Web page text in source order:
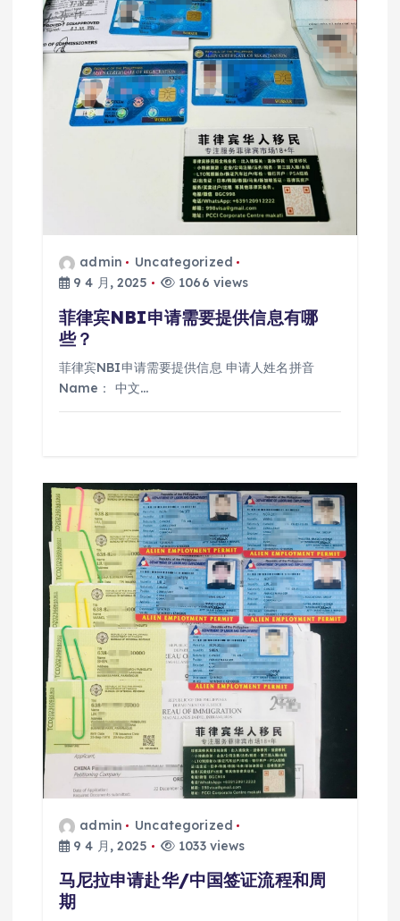
admin
Uncategorized
9 4 月, 2025
1066 views
菲律宾NBI申请需要提供信息有哪
些？
菲律宾NBI申请需要提供信息 申请人姓名拼音
Name： 中文…
admin
Uncategorized
9 4 月, 2025
1033 views
马尼拉申请赴华/中国签证流程和周
期